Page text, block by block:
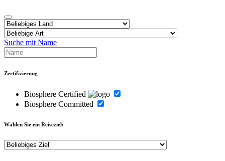
Suche mit Name
Zertifizierung
Biosphere Certified
Biosphere Committed
Wählen Sie ein Reiseziel: